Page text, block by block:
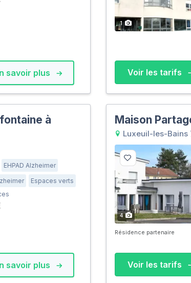
savoir plus
1
Voir les tarifs
à
EHPAD Alzheimer
Espaces verts
savoir plus
Maison
Luxeuil-les-Bains
4
Résidence partenaire
Voir les tarifs